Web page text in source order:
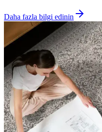
Daha fazla bilgi edinin